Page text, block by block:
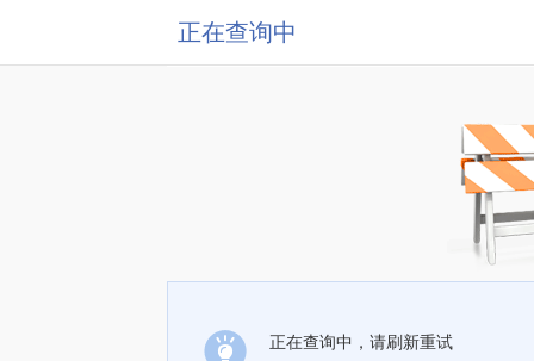
正在查询中
正在查询中，请刷新重试